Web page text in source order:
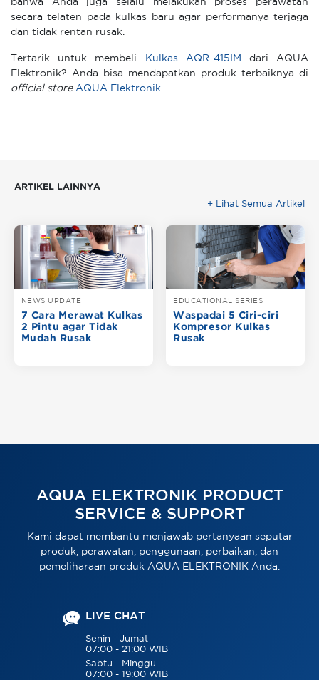
bahwa Anda juga selalu melakukan proses perawatan
secara telaten pada kulkas baru agar performanya terjaga
dan tidak rentan rusak.
Tertarik untuk membeli Kulkas AQR-415IM
dari AQUA
Elektronik? Anda bisa mendapatkan produk terbaiknya di
official store AQUA Elektronik
ARTIKEL LAINNYA
+ Lihat Semua Artikel
NEWS UPDATE
7 Cara Merawat Kulkas
2 Pintu agar Tidak
Mudah Rusak
EDUCATIONAL SERIES
Waspadai 5 Ciri-ciri
Kompresor Kulkas
Rusak
AQUA ELEKTRONIK PRODUCT
SERVICE & SUPPORT
Kami dapat membantu menjawab pertanyaan seputar
produk, perawatan, penggunaan, perbaikan, dan
pemeliharaan produk AQUA ELEKTRONIK Anda.
LIVE CHAT
Senin - Jumat
07:00 - 21:00 WIB
Sabtu - Minggu
07:00 - 19:00 WIB